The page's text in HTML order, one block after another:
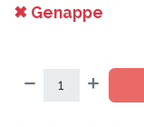
✖ Genappe